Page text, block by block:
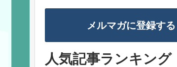
メルマガに登録する
人気記事ランキング